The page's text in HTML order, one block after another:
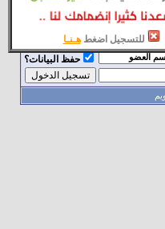
للتسجيل اضغط هـنـا
حفظ البيانات؟